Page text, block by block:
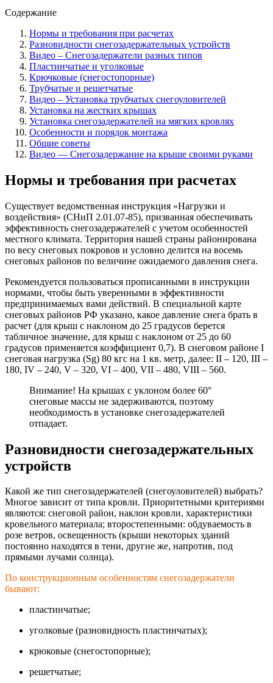
Содержание
Нормы и требования при расчетах
Разновидности снегозадержательных устройств
Видео – Снегозадержатели разных типов
Пластинчатые и уголковые
Крючковые (снегостопорные)
Трубчатые и решетчатые
Видео – Установка трубчатых снегоуловителей
Установка на жестких крышах
Установка снегозадержателей на мягких кровлях
Особенности и порядок монтажа
Общие советы
Видео — Снегозадержание на крыше своими руками
Нормы и требования при расчетах
Существует ведомственная инструкция «Нагрузки и
воздействия» (СНиП 2.01.07-85), призванная обеспечивать
эффективность снегозадержателей с учетом особенностей
местного климата. Территория нашей страны районирована
по весу снеговых покровов и условно делится на восемь
снеговых районов по величине ожидаемого давления снега.
Рекомендуется пользоваться прописанными в инструкции
нормами, чтобы быть уверенными в эффективности
предпринимаемых вами действий. В специальной карте
снеговых районов РФ указано, какое давление снега брать в
расчет (для крыш с наклоном до 25 градусов берется
табличное значение, для крыш с наклоном от 25 до 60
градусов применяется коэффициент 0,7). В снеговом районе I
снеговая нагрузка (Sg) 80 кгс на 1 кв. метр, далее: II – 120, III –
180, IV – 240, V – 320, VI – 400, VII – 480, VIII – 560.
Внимание! На крышах с уклоном более 60°
снеговые массы не задерживаются, поэтому
необходимость в установке снегозадержателей
отпадает.
Разновидности снегозадержательных
устройств
Какой же тип снегозадержателей (снегоуловителей) выбрать?
Многое зависит от типа кровли. Приоритетными критериями
являются: снеговой район, наклон кровли, характеристики
кровельного материала; второстепенными: обдуваемость в
розе ветров, освещенность (крыши некоторых зданий
постоянно находятся в тени, другие же, напротив, под
прямыми лучами солнца).
По конструкционным особенностям снегозадержатели
бывают:
пластинчатые;
уголковые (разновидность пластинчатых);
крюковые (снегостопорные);
решетчатые;